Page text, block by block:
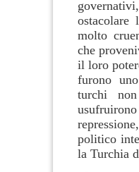
molto
che
il loro
furono
turchi
politico
la Turchia